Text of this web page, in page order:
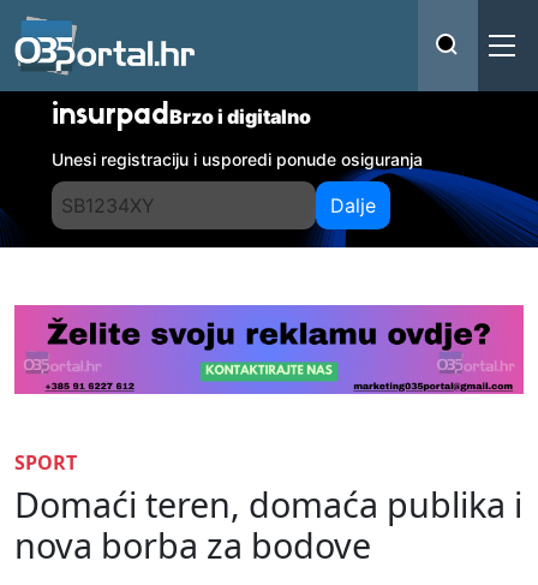
insurpadBrzo i digitalno
Unesi registraciju i usporedi ponude osiguranja
Dalje
SPORT
Domaći teren, domaća publika i
nova borba za bodove